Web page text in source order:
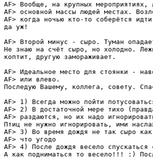
AF> Вообще, на крупных
AF> основной массы людей местах.
AF> когда ночью кто-то соберётся
да уж!
AF> Второй минус - сыро. Туман
Не знаю на счёт сыро, но холодно.
коптит, другую замораживает.
AF> Идеальное место для стоянки -
AF> или влево.
Последую Вашему, коллега, совету.
AF> 1) Всегда можно пойти
AF> 2) В достаточной мере тихо
AF> раздаются, но их надо
Птиц не нужно игнорировать, ими
AF> 3) Во время дождя не так сыро
AF> что угодо
AF> 4) После дождя весело
А как подниматься то весело!!! :)